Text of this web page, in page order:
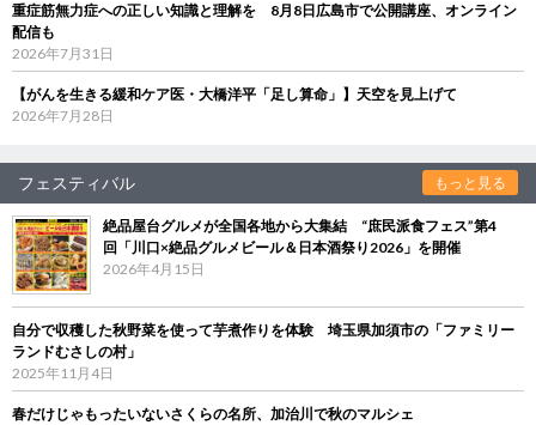
重症筋無力症への正しい知識と理解を 8月8日広島市で公開講座、オンライン
配信も
2026年7月31日
【がんを生きる緩和ケア医・大橋洋平「足し算命」】天空を見上げて
2026年7月28日
フェスティバル もっと見る
絶品屋台グルメが全国各地から大集結 “庶民派食フェス”第4
回「川口×絶品グルメビール＆日本酒祭り2026」を開催
2026年4月15日
自分で収穫した秋野菜を使って芋煮作りを体験 埼玉県加須市の「ファミリー
ランドむさしの村」
2025年11月4日
春だけじゃもったいないさくらの名所、加治川で秋のマルシェ